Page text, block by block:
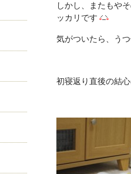
しかし、またもや
ッカリです
気がついたら、う
初寝返り直後の結